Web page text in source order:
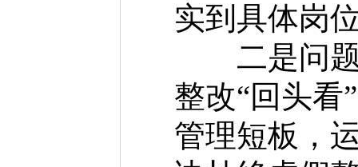
实到具体岗
二是问题
整改“回头看
管理短板，